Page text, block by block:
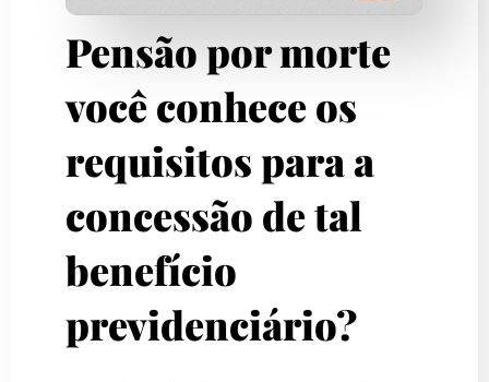
Pensão por morte
você conhece os
requisitos para a
concessão de tal
benefício
previdenciário?